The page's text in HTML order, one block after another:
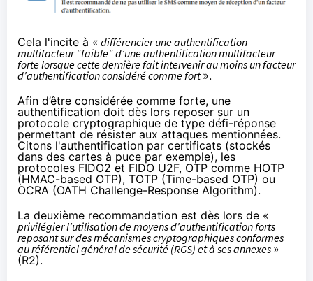
Cela l'incite à « différencier une authentification
multifacteur "faible" d’une authentification multifacteur
forte lorsque cette dernière fait intervenir au moins un facteur
d’authentification considéré comme fort».
Afin d’être considérée comme forte, une
authentification doit dès lors reposer sur un
protocole cryptographique de type défi-réponse
permettant de résister aux attaques mentionnées.
Citons l'authentification par certificats (stockés
dans des cartes à puce par exemple), les
protocoles FIDO2 et FIDO U2F, OTP comme HOTP
(HMAC-based OTP), TOTP (Time-based OTP) ou
OCRA (OATH Challenge-Response Algorithm).
La deuxième recommandation est dès lors de «
privilégier l’utilisation de moyens d’authentification forts
reposant sur des mécanismes cryptographiques conformes
au référentiel général de sécurité (RGS) et à ses annexes »
(R2).